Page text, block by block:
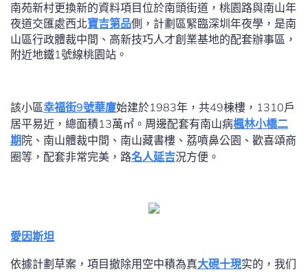
南苑新村更換新的資料項目位於南頭街道，桃園路與南山年
夜道交匯處西北寶吉第品側，計劃區緊臨深圳年夜學，是南
山區行政體裁中間、高新技巧人才創業基地的配套辦事區，
附近地鐵1號線桃園站。
該小區幸福街9號華廈始建於1983年，共49棟樓，1310戶
居平易近，總面積13萬㎡。周邊配套有南山病楓林小橋二
期 院、南山體裁中間、南山藏書樓、荔噴鼻公園、歡喜頌商
圈等，配套非常完美，路名人延吉況方便。
愛因斯坦
依據計劃草案，項目撤除用空中積為真大硯十現实的，我们